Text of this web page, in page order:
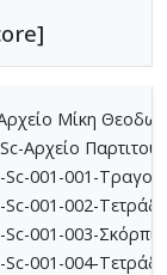
Μίκη
Αρχείο
001-001-
001-002-
001-003-
001-004-